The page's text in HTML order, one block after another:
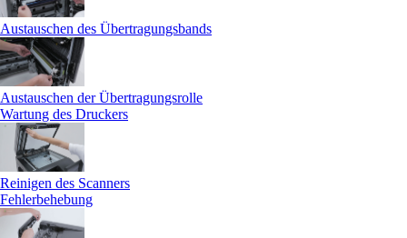
Austauschen des Übertragungsbands
Austauschen der Übertragungsrolle
Wartung des Druckers
Reinigen des Scanners
Fehlerbehebung